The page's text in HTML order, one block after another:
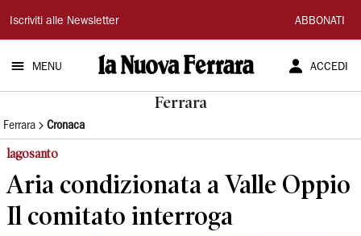
La
Nuova
Ferrara
Iscriviti alle Newsletter ABBONATI
MENU ACCEDI
Ferrara
Ferrara Cronaca
lagosanto
Aria condizionata a Valle Oppio
Il comitato interroga